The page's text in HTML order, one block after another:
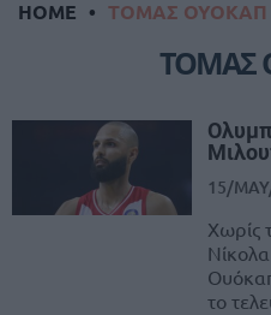
HOME • ΤΟΜΑΣ ΟΥΟΚΑΠ
ΤΟΜΑΣ
15/
Χωρίς
το